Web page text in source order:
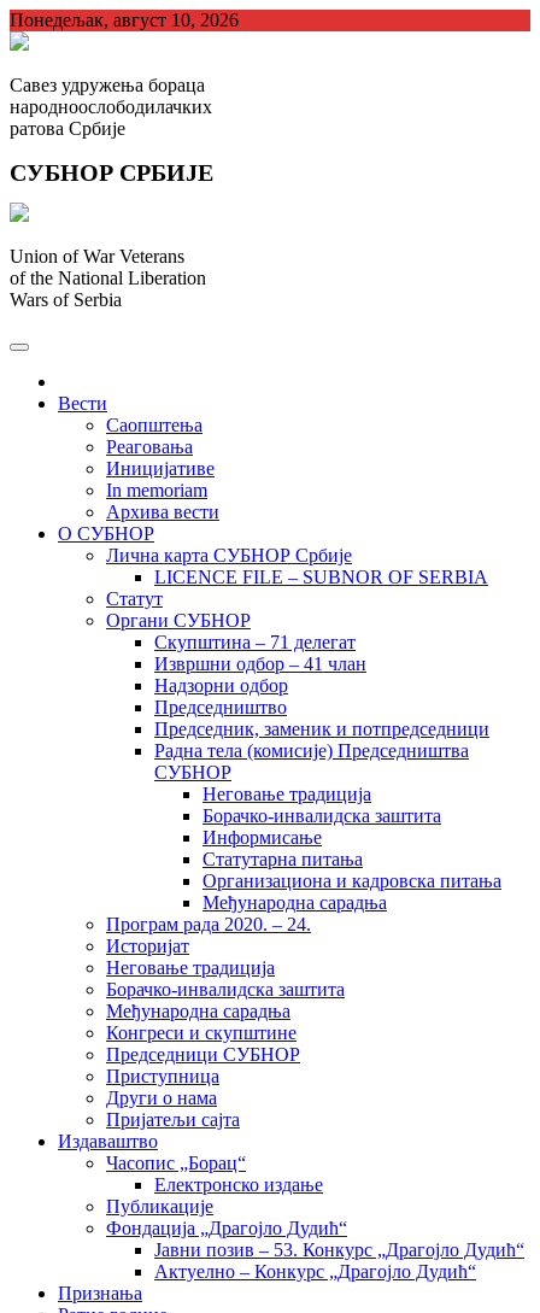
Skip
to
Понедељак, август 10, 2026
Савез удружења бораца
народноослободилачких
ратова Србије
СУБНОР СРБИЈЕ
Union of War Veterans
of the National Liberation
Wars of Serbia
Вести
Саопштења
Реаговања
Иницијативе
In memoriam
Архива вести
О СУБНОР
Лична карта СУБНОР Србије
LICENCE FILE – SUBNOR OF SERBIA
Статут
Органи СУБНОР
Скупштина – 71 делегат
Извршни одбор – 41 члан
Надзорни одбор
Председништво
Председник, заменик и потпредседници
Радна тела (комисије) Председништва
СУБНОР
Неговање традиција
Борачко-инвалидска заштита
Информисање
Статутарна питања
Организациона и кадровска питања
Међународна сарадња
Програм рада 2020. – 24.
Историјат
Неговање традиција
Борачко-инвалидска заштита
Међународна сарадња
Конгреси и скупштине
Председници СУБНОР
Приступница
Други о нама
Пријатељи сајта
Издаваштво
Часопис „Борац“
Електронско издање
Публикације
Фондација „Драгојло Дудић“
Јавни позив – 53. Конкурс „Драгојло Дудић“
Актуелно – Конкурс „Драгојло Дудић“
Признања